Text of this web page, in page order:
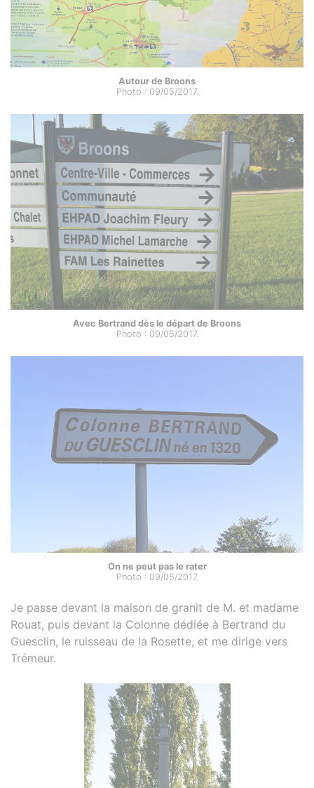
Autour de Broons
Photo : 09/05/2017.
Avec Bertrand dès le départ de Broons
Photo : 09/05/2017.
On ne peut pas le rater
Photo : 09/05/2017.
Je passe devant la maison de granit de M. et madame
Rouat, puis devant la Colonne dédiée à Bertrand du
Guesclin, le ruisseau de la Rosette, et me dirige vers
Trémeur.